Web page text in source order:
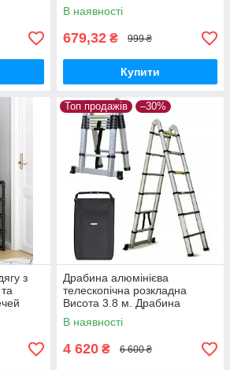
В наявності
679,32 ₴ 999 ₴
Купити
з
Топ продажів –30%
Драбина алюмінієва
телескопічна розкладна
Висота 3.8 м. Драбина
трансформер + сумка
В наявності
4 620 ₴ 6 600 ₴